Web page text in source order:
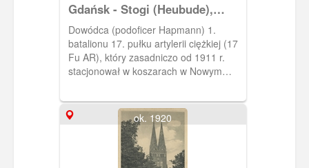
Gdańsk - Stogi (Heubude),
żołnierze z 17. pułku artylerii
ciężkiej (Fussartilerie -
Regiment Nr. 17)
Dowódca (podoficer Hapmann) 1.
batalionu 17. pułku artylerii ciężkiej (17
Fu AR), który zasadniczo od 1911 r.
stacjonował w koszarach w Nowym
zostało wykonane na Stogach -
najprawdopodobniej w pobliżu Baterii
Wiejskiej. Wybudowano ją w 1911 r. na
zachód od wsi. Ob. jest to teren
sąsiadujący z terminalem DCT.
ok. 1920